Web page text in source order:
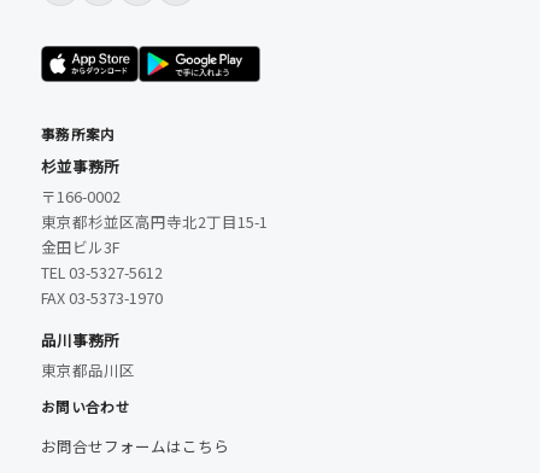
事務所案内
杉並事務所
〒166-0002
東京都杉並区高円寺北2丁目15-1
金田ビル3F
TEL 03-5327-5612
FAX 03-5373-1970
品川事務所
東京都品川区
お問い合わせ
お問合せフォームはこちら